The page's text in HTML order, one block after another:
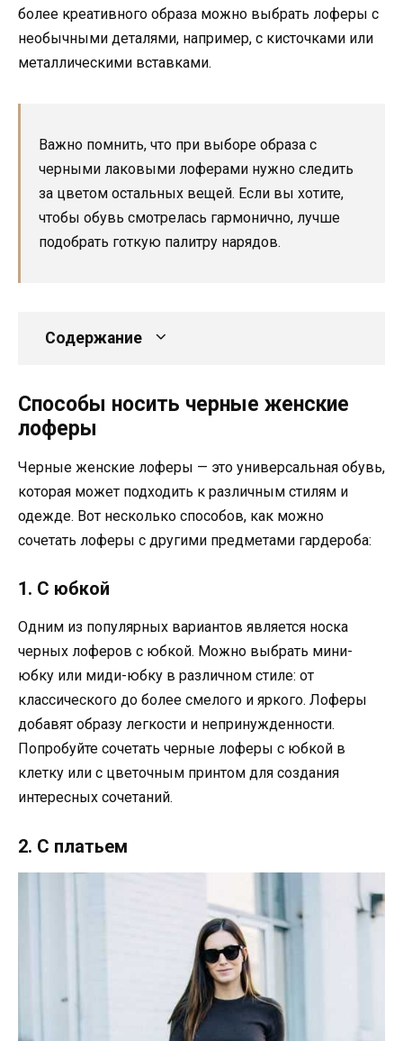
более креативного образа можно выбрать лоферы с
необычными деталями, например, с кисточками или
металлическими вставками.
Важно помнить, что при выборе образа с
черными лаковыми лоферами нужно следить
за цветом остальных вещей. Если вы хотите,
чтобы обувь смотрелась гармонично, лучше
подобрать готкую палитру нарядов.
Содержание
Способы носить черные женские
лоферы
Черные женские лоферы — это универсальная обувь,
которая может подходить к различным стилям и
одежде. Вот несколько способов, как можно
сочетать лоферы с другими предметами гардероба:
1. С юбкой
Одним из популярных вариантов является носка
черных лоферов с юбкой. Можно выбрать мини-
юбку или миди-юбку в различном стиле: от
классического до более смелого и яркого. Лоферы
добавят образу легкости и непринужденности.
Попробуйте сочетать черные лоферы с юбкой в
клетку или с цветочным принтом для создания
интересных сочетаний.
2. С платьем